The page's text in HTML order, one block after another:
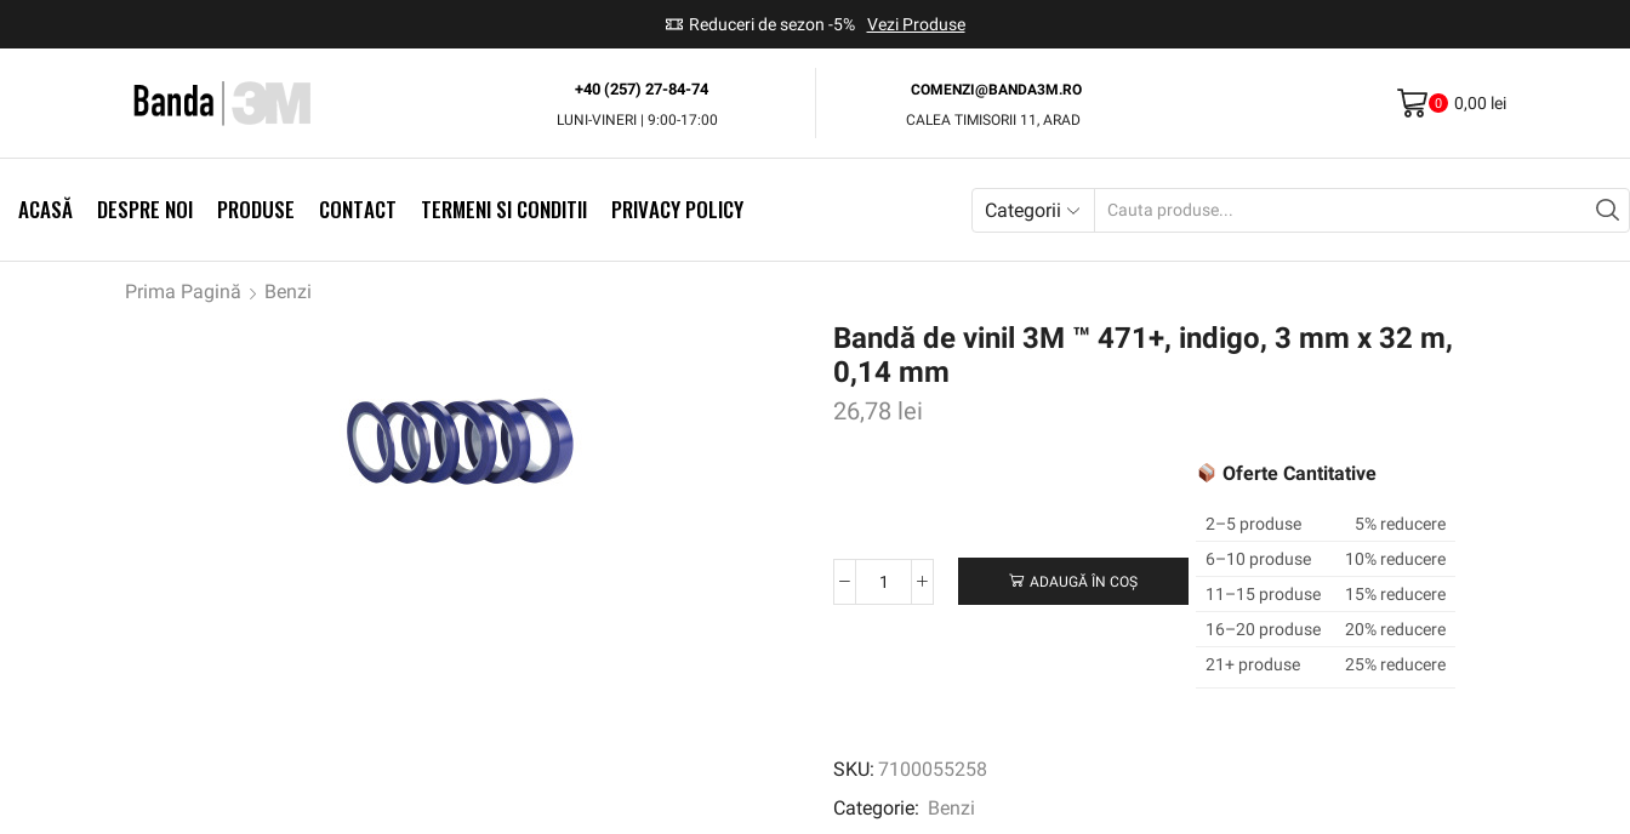
Reduceri de sezon -5% Vezi Produse
+40 (257) 27-84-74
LUNI-VINERI | 9:00-17:00
COMENZI@BANDA3M.RO
CALEA TIMISORII 11, ARAD
0 0,00 lei
ACASĂ DESPRE NOI PRODUSE CONTACT TERMENI SI CONDITII PRIVACY POLICY Categorii
Prima Pagină Benzi
Bandă de vinil 3M ™ 471+, indigo, 3 mm x 32 m,
0,14 mm
26,78 lei
Cantitate
indigo,
3
ADAUGĂ ÎN COȘ
Oferte Cantitative
2–5 produse
5% reducere
6–10 produse
10% reducere
11–15 produse
15% reducere
16–20 produse
20% reducere
21+ produse
25% reducere
SKU: 7100055258
Categorie: Benzi